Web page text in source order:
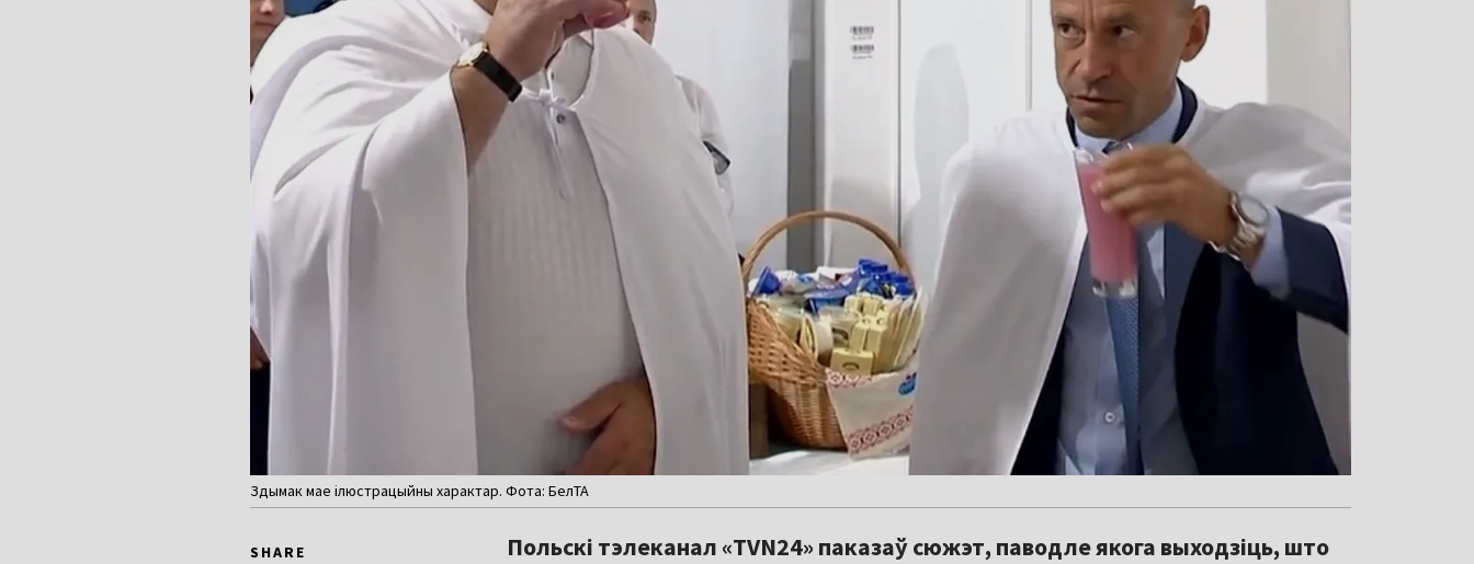
Здымак мае ілюстрацыйны характар. Фота: БелТА
SHARE
Польскі тэлеканал «TVN24» паказаў сюжэт, паводле якога выходзіць, што